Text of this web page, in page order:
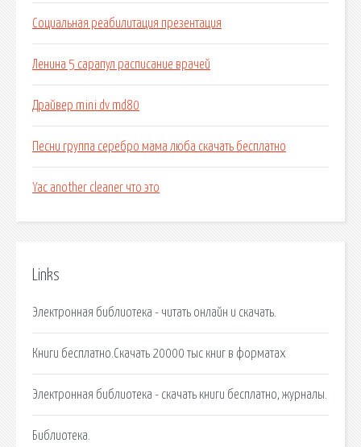
Социальная реабилитация презентация
Ленина 5 сарапул расписание врачей
Драйвер mini dv md80
Песни группа серебро мама люба скачать бесплатно
Yac another cleaner что это
Links
Электронная библиотека - читать онлайн и скачать.
Книги бесплатно.Скачать 20000 тыс книг в форматах
Электронная библиотека - скачать книги бесплатно, журналы.
Библиотека.